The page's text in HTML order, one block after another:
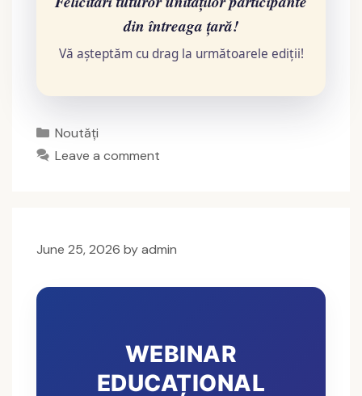
din întreaga țară!
Vă așteptăm cu drag la următoarele ediții!
Categories
Noutăți
Leave a comment
June 25, 2026 byadmin
WEBINAR
EDUCAȚIONAL